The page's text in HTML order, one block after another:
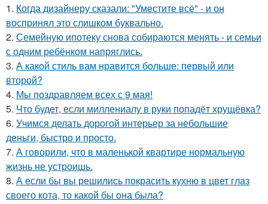
1. Когда дизайнеру сказали: "Уместите всё" - и он
воспринял это слишком буквально.
2. Семейную ипотеку снова собираются менять - и семьи
с одним ребёнком напряглись.
3. А какой стиль вам нравится больше: первый или
второй?
4. Мы поздравляем всех с 9 мая!
5. Что будет, если миллениалу в руки попадёт хрущёвка?
6. Учимся делать дорогой интерьер за небольшие
деньги, быстро и просто.
7. А говорили, что в маленькой квартире нормальную
жизнь не устроишь.
8. А если бы вы решились покрасить кухню в цвет глаз
своего кота, то какой бы она была?